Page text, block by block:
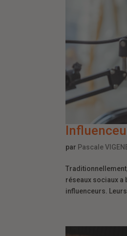
par Pascale
réseaux sociaux a
influenceurs.